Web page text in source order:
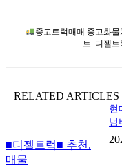
중고트럭매매 중고화
트. 디젤트
RELATED ARTICLES
■디젤트럭■ 추천.
매물
현
넘